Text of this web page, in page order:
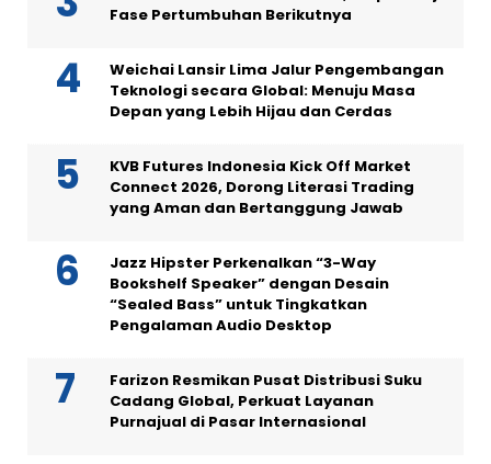
Fase Pertumbuhan Berikutnya
Weichai Lansir Lima Jalur Pengembangan
Teknologi secara Global: Menuju Masa
Depan yang Lebih Hijau dan Cerdas
KVB Futures Indonesia Kick Off Market
Connect 2026, Dorong Literasi Trading
yang Aman dan Bertanggung Jawab
Jazz Hipster Perkenalkan “3-Way
Bookshelf Speaker” dengan Desain
“Sealed Bass” untuk Tingkatkan
Pengalaman Audio Desktop
Farizon Resmikan Pusat Distribusi Suku
Cadang Global, Perkuat Layanan
Purnajual di Pasar Internasional